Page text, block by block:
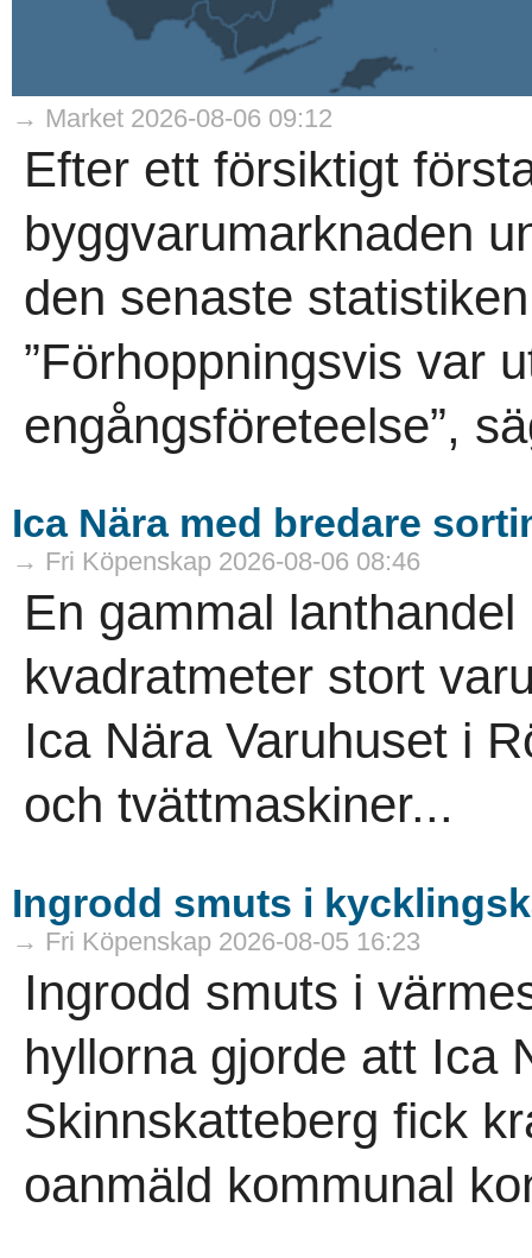
→ Market 2026-08-06 09:12
Efter ett försiktigt
byggvarumarknaden
den senaste
”Förhoppningsvis var
engångsföreteelse”,
Ica Nära med bredare
→ Fri Köpenskap 2026-08-06 08:46
En gammal
kvadratmeter stort
Ica Nära Varuhuset i
och tvättmaskiner...
Ingrodd smuts i
→ Fri Köpenskap 2026-08-05 16:23
Ingrodd smuts i
hyllorna gjorde att Ica
Skinnskatteberg fick
oanmäld kommunal